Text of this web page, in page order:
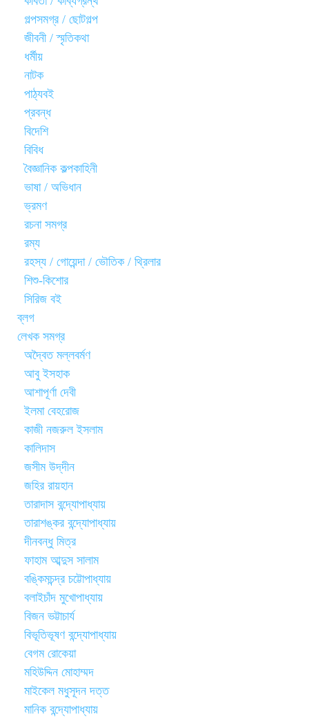
গল্পসমগ্র / ছোটগল্প
জীবনী / স্মৃতিকথা
ধর্মীয়
নাটক
পাঠ্যবই
প্রবন্ধ
বিদেশি
বিবিধ
বৈজ্ঞানিক কল্পকাহিনী
ভাষা / অভিধান
ভ্রমণ
রচনা সমগ্র
রম্য
রহস্য / গোয়েন্দা / ভৌতিক / থ্রিলার
শিশু-কিশোর
সিরিজ বই
ব্লগ
লেখক সমগ্র
অদ্বৈত মল্লবর্মণ
আবু ইসহাক
আশাপূর্ণা দেবী
ইলমা বেহরোজ
কাজী নজরুল ইসলাম
কালিদাস
জসীম উদ্‌দীন
জহির রায়হান
তারাদাস বন্দ্যোপাধ্যায়
তারাশঙ্কর বন্দ্যোপাধ্যায়
দীনবন্ধু মিত্র
ফাহাম আব্দুস সালাম
বঙ্কিমচন্দ্র চট্টোপাধ্যায়
বলাইচাঁদ মুখোপাধ্যায়
বিজন ভট্টাচার্য
বিভূতিভূষণ বন্দ্যোপাধ্যায়
বেগম রোকেয়া
মহিউদ্দিন মোহাম্মদ
মাইকেল মধুসূদন দত্ত
মানিক বন্দ্যোপাধ্যায়